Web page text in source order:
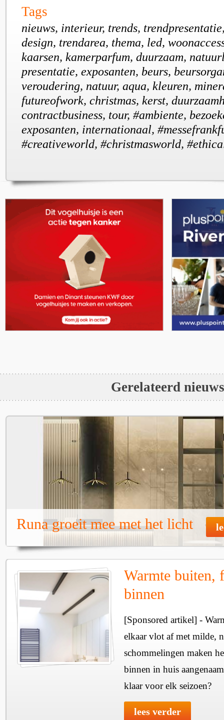
Tags
nieuws, interieur, trends,
design, trendarea, thema, led,
kaarsen, kamerparfum, duurzaam,
presentatie, exposanten, beurs,
veroudering, natuur, aqua, kleuren,
futureofwork, christmas, kerst,
contractbusiness, tour, #ambiente,
exposanten, internationaal,
#creativeworld, #christmasworld,
Gerelateerd nieuws
Runa groeit mee met het licht
Warmte buiten,
binnen
[Sponsored artikel] -
elkaar vlot af met milde,
schommelingen maken
binnen in huis
klaar voor elk seizoen?
lees verder